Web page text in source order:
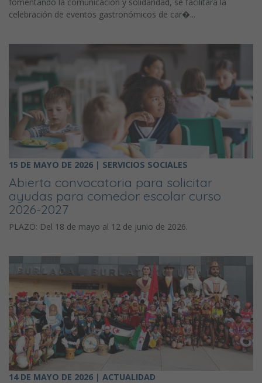
fomentando la comunicación y solidaridad, se facilitará la
celebración de eventos gastronómicos de car�...
15 DE MAYO DE 2026 | SERVICIOS SOCIALES
Abierta convocatoria para solicitar
ayudas para comedor escolar curso
2026-2027
PLAZO: Del 18 de mayo al 12 de junio de 2026.
14 DE MAYO DE 2026 | ACTUALIDAD